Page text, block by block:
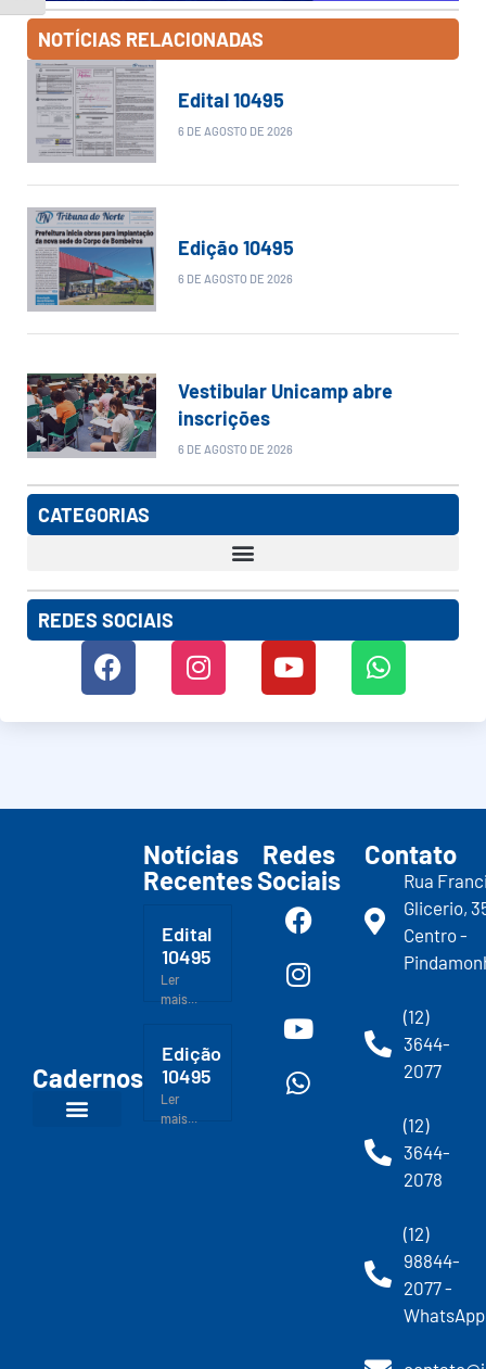
NOTÍCIAS RELACIONADAS
Edital 10495
6 DE AGOSTO DE 2026
Edição 10495
6 DE AGOSTO DE 2026
Vestibular Unicamp abre
inscrições
6 DE AGOSTO DE 2026
CATEGORIAS
REDES SOCIAIS
Cadernos
Notícias
Recentes
Edital
10495
Ler
mais...
Edição
10495
Ler
mais...
Redes
Sociais
Contato
Rua
Glicerio,
Centro -
(12)
3644-
2077
(12)
3644-
2078
(12)
98844-
2077 -
WhatsApp